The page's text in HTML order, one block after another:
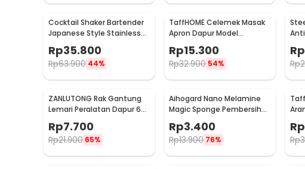
Cocktail Shaker Bartender
Japanese Style Stainless
Steel 200ml
Rp35.800
Rp63.900 44%
TaffHOME Celemek Masak
Apron Dapur Model
Kantong Pola Spatula -
JJ41
Rp15.300
Rp32.900 54%
Rp
Rp
ZANLUTONG Rak Gantung
Lemari Peralatan Dapur 6
Rp7.700
Rp21.900 65%
Aihogard Nano Melamine
Magic Sponge Pembersih
Karat Besi - CW62
Rp3.400
Rp13.900 76%
Rp
Rp